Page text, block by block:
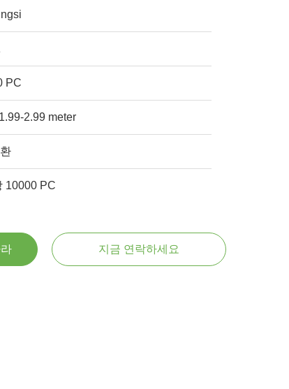
PC
2.99 meter
10000 PC
지금 연락하세요